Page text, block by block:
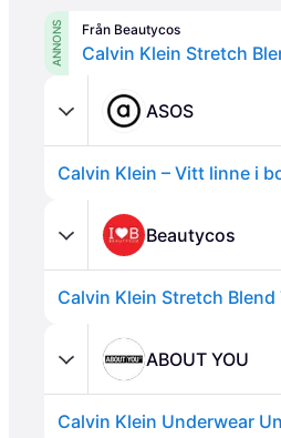
ANNONS Från Beautycos
Calvin Klein Stretch
ASOS
Calvin Klein – Vitt linne i
Beautycos
Calvin Klein Stretch
ABOUT YOU
Calvin Klein Underwear